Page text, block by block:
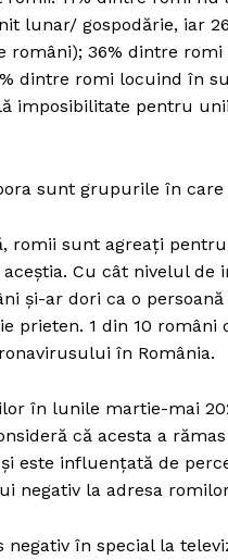
lunar/ gospodărie, iar
români); 36% dintre
dintre romi locuind în
imposibilitate pentru
sunt grupurile în
romii sunt agreați
Cu cât nivelul de
și-ar dori ca o
prieten. 1 din 10
în România.
în lunile martie-mai
că acesta a
este influențată de
negativ la adresa
în special la